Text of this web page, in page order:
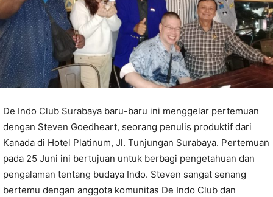
De Indo Club Surabaya baru-baru ini menggelar pertemuan
dengan Steven Goedheart, seorang penulis produktif dari
Kanada di Hotel Platinum, Jl. Tunjungan Surabaya. Pertemuan
pada 25 Juni ini bertujuan untuk berbagi pengetahuan dan
pengalaman tentang budaya Indo. Steven sangat senang
bertemu dengan anggota komunitas De Indo Club dan